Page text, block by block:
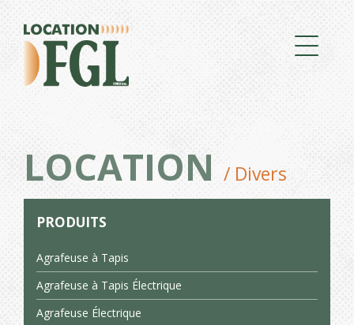
LOCATION / Divers
PRODUITS
Agrafeuse à Tapis
Agrafeuse à Tapis Électrique
Agrafeuse Électrique